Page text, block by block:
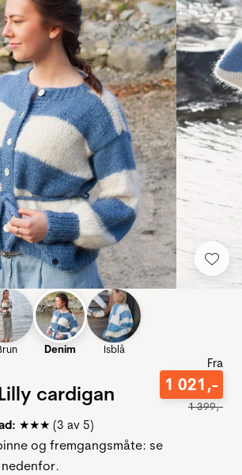
Denim Isblå
cardigan
Fra
1 021 ,-
1399,-
★★★ (3 av 5)
og fremgangsmåte: se